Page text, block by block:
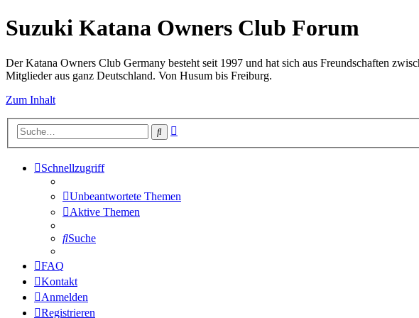
Suzuki Katana Owners Club Forum
Der Katana Owners Club Germany besteht seit 1997 und hat sich aus Freundschaften
Mitglieder aus ganz Deutschland. Von Husum bis Freiburg.
Zum Inhalt
Suche
Schnellzugriff
Unbeantwortete Themen
Aktive Themen
Suche
FAQ
Kontakt
Anmelden
Registrieren